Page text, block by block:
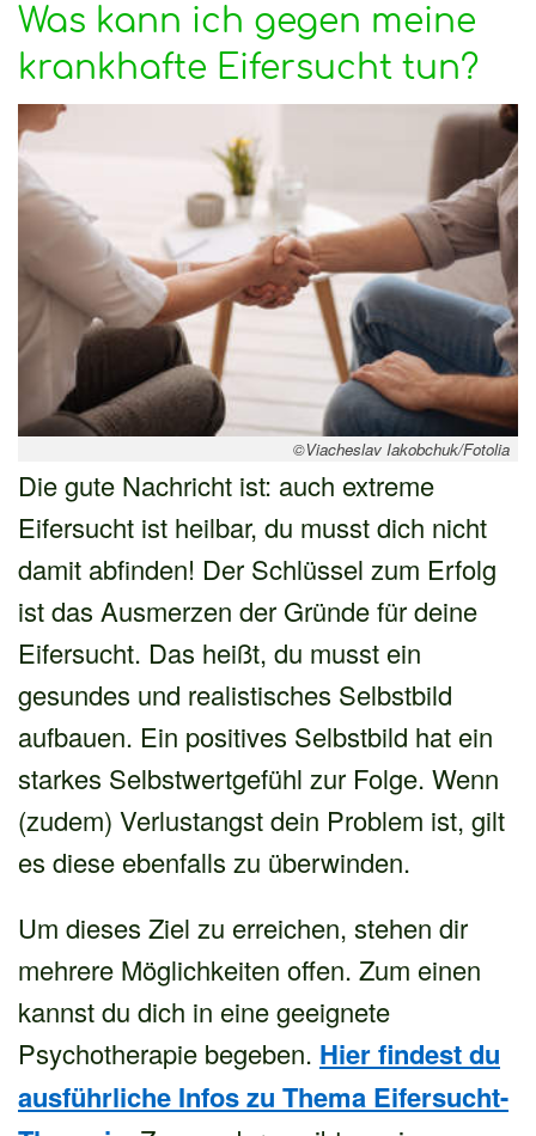
Was kann ich gegen meine
krankhafte Eifersucht tun?
©Viacheslav Iakobchuk/Fotolia
Die gute Nachricht ist: auch extreme
Eifersucht ist heilbar, du musst dich nicht
damit abfinden! Der Schlüssel zum Erfolg
ist das Ausmerzen der Gründe für deine
Eifersucht. Das heißt, du musst ein
gesundes und realistisches Selbstbild
aufbauen. Ein positives Selbstbild hat ein
starkes Selbstwertgefühl zur Folge. Wenn
(zudem) Verlustangst dein Problem ist, gilt
es diese ebenfalls zu überwinden.
Um dieses Ziel zu erreichen, stehen dir
mehrere Möglichkeiten offen. Zum einen
kannst du dich in eine geeignete
Psychotherapie begeben. Hier findest du
ausführliche Infos zu Thema Eifersucht-